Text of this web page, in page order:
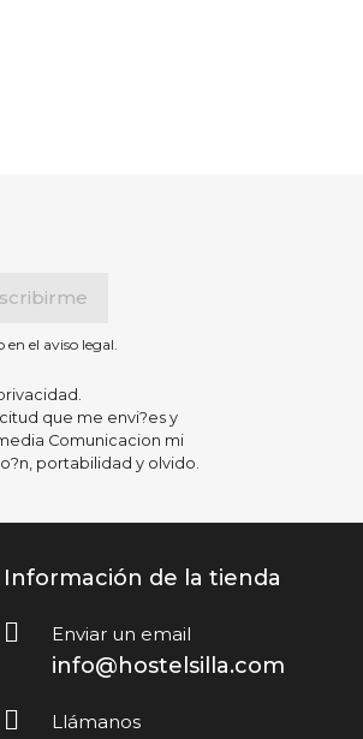
el aviso legal.
que me envi?es y
Comunicacion mi
portabilidad y olvido.
Información de la tienda
Enviar un email
info@hostelsilla.com
Llámanos